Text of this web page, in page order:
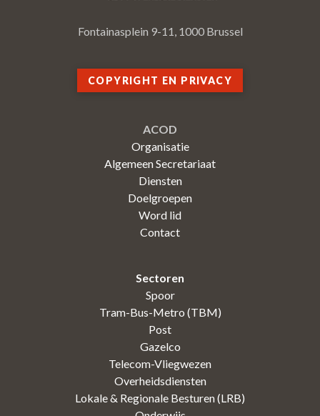
Fontainasplein 9-11, 1000 Brussel
COPYRIGHT EN PRIVACY
ACOD
Organisatie
Algemeen Secretariaat
Diensten
Doelgroepen
Word lid
Contact
Sectoren
Spoor
Tram-Bus-Metro (TBM)
Post
Gazelco
Telecom-Vliegwezen
Overheidsdiensten
Lokale & Regionale Besturen (LRB)